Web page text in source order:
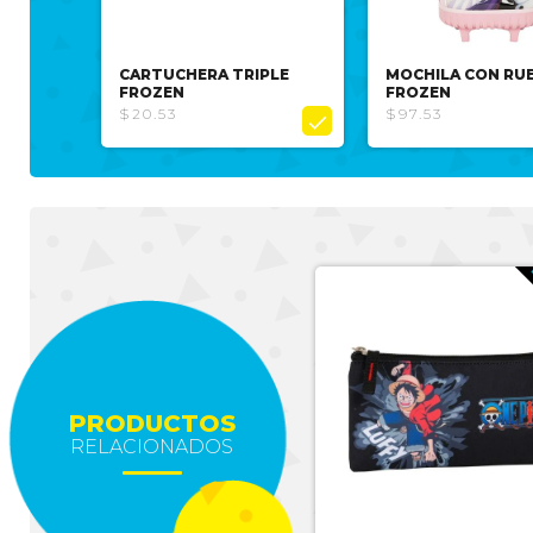
CARTUCHERA TRIPLE
FROZEN
$20.53

MOCHILA CON
FROZEN
$97.53
PRODUCTOS
RELACIONADOS